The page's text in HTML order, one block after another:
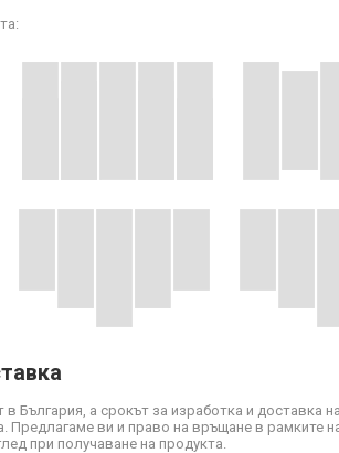
България, а срокът за изработка и доставка
Предлагаме ви и право на връщане в рамките
при получаване на продукта.